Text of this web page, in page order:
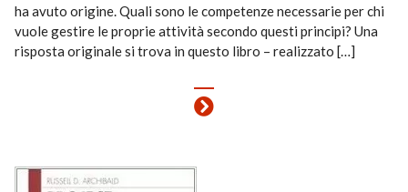
ha avuto origine. Quali sono le competenze necessarie per chi
vuole gestire le proprie attività secondo questi principi? Una
risposta originale si trova in questo libro – realizzato […]